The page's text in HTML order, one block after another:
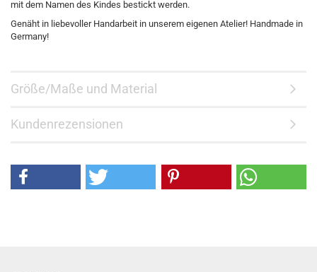
mit dem Namen des Kindes bestickt werden.
Genäht in liebevoller Handarbeit in unserem eigenen Atelier! Handmade in
Germany!
Größe/Maße und Material
Kundenrezensionen